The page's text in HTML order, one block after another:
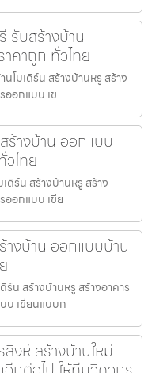
รับสร้างบ้าน
คาถูก ทั่วไทย
โมเดิร์น สร้างบ้านหรู สร้าง
ออกแบบ เข
ร้างบ้าน ออกแบบ
ไทย
ดิร์น สร้างบ้านหรู สร้าง
ออกแบบ เขีย
างบ้าน ออกแบบบ้าน
น สร้างบ้านหรู สร้างอาคาร
บ เขียนแบบก
งห์ สร้างบ้านใหม่